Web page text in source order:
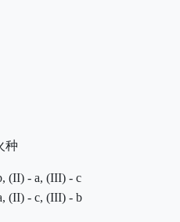
种
(II) - a, (III) - c
(II) - c, (III) - b